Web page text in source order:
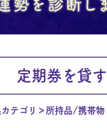
定期券を貸す
テゴリ 所持品/携帯物